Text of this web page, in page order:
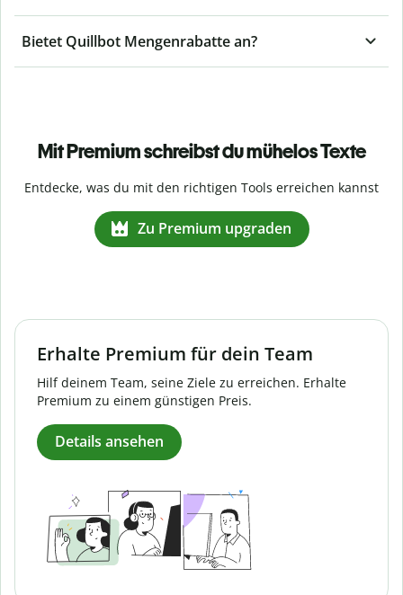
Bietet Quillbot Mengenrabatte an?
Mit Premium schreibst du mühelos Texte
Entdecke, was du mit den richtigen Tools erreichen kannst
Zu Premium upgraden
Erhalte Premium für dein Team
Hilf deinem Team, seine Ziele zu erreichen. Erhalte
Premium zu einem günstigen Preis.
Details ansehen